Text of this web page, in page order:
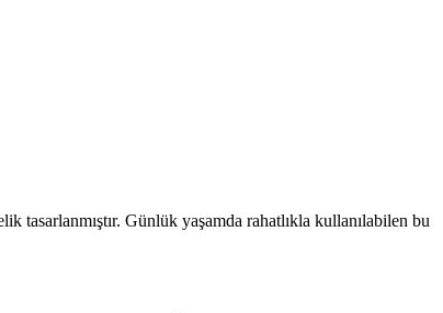
tasarlanmıştır. Günlük yaşamda rahatlıkla kullanılabilen bu